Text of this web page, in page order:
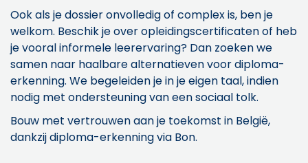
Ook als je dossier onvolledig of complex is, ben je
welkom. Beschik je over opleidingscertificaten of heb
je vooral informele leerervaring? Dan zoeken we
samen naar haalbare alternatieven voor diploma-
erkenning. We begeleiden je in je eigen taal, indien
nodig met ondersteuning van een sociaal tolk.
Bouw met vertrouwen aan je toekomst in België,
dankzij diploma-erkenning via Bon.